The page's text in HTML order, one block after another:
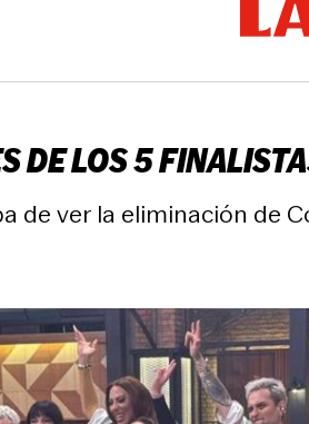
DE LOS 5
de ver la eliminación de